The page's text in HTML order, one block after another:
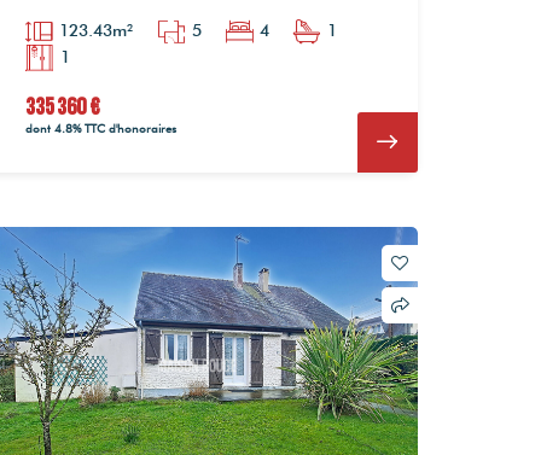
123.43m² 5 4
1
1
335 360 €
dont 4.8% TTC d'honoraires